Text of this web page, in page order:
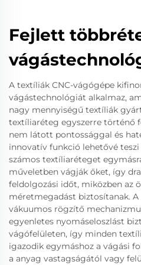
Fejlett
A textíliák CNC-vágógépe
vágástechnológiát alkalmaz,
nagy mennyiségű textíliák
textíliaréteg egyszerre történő
nem látott pontossággal és
innovatív funkció lehetővé
számos textíliaréteget
műveletben vágják őket, így
feldolgozási időt, miközben az
méretmegadást biztosítanak. A
vákuumos rögzítő
egyenletes nyomáseloszlást
vágófelületen, így minden
igazodik egymáshoz a vágási
a anyag vastagságától vagy